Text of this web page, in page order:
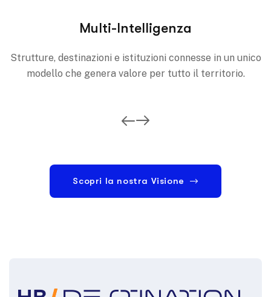
Multi-Intelligenza
Strutture, destinazioni e istituzioni connesse in un unico
modello che genera valore per tutto il territorio.
Scopri la nostra Visione